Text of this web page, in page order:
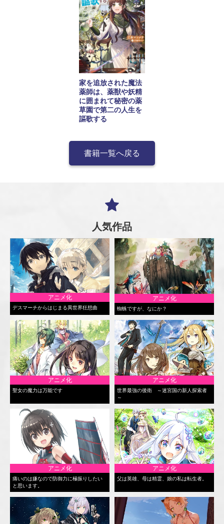
家を追放された魔法
薬師は、薬獣や妖精
に囲まれて秘密の薬
草園で第二の人生を
謳歌する
書籍一覧へ戻る
人気作品
アニメ化
デスマーチからはじまる異世界狂想曲
アニメ化
蜘蛛ですが、なにか？
アニメ化
聖女の魔力は万能です
アニメ化
世界最強の後衛 ～迷宮国の新人探索者
～
アニメ化
痛いのは嫌なので防御力に極振りしたい
と思います。
アニメ化
父は英雄、母は精霊、娘の私は転生者。